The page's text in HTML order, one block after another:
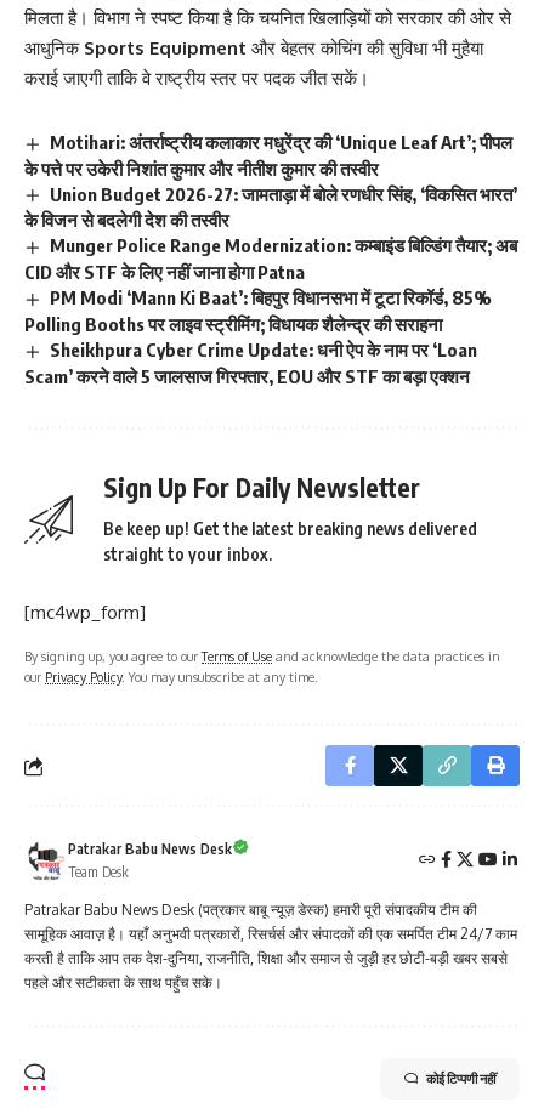
मिलता है। विभाग ने स्पष्ट किया है कि चयनित खिलाड़ियों को सरकार की ओर से
आधुनिक Sports Equipment और बेहतर कोचिंग की सुविधा भी मुहैया
कराई जाएगी ताकि वे राष्ट्रीय स्तर पर पदक जीत सकें।
Motihari: अंतर्राष्ट्रीय कलाकार मधुरेंद्र की ‘Unique Leaf Art’; पीपल
के पत्ते पर उकेरी निशांत कुमार और नीतीश कुमार की तस्वीर
Union Budget 2026-27: जामताड़ा में बोले रणधीर सिंह, ‘विकसित भारत’
के विजन से बदलेगी देश की तस्वीर
Munger Police Range Modernization: कम्बाइंड बिल्डिंग तैयार; अब
CID और STF के लिए नहीं जाना होगा Patna
PM Modi ‘Mann Ki Baat’: बिहपुर विधानसभा में टूटा रिकॉर्ड, 85%
Polling Booths पर लाइव स्ट्रीमिंग; विधायक शैलेन्द्र की सराहना
Sheikhpura Cyber Crime Update: धनी ऐप के नाम पर ‘Loan
Scam’ करने वाले 5 जालसाज गिरफ्तार, EOU और STF का बड़ा एक्शन
Sign Up For Daily Newsletter
Be keep up! Get the latest breaking news delivered
straight to your inbox.
[mc4wp_form]
By signing up, you agree to ourTerms of Use and acknowledge the data practices in
our Privacy Policy. You may unsubscribe at any time.
Patrakar Babu News Desk
Team Desk
Patrakar Babu News Desk (पत्रकार बाबू न्यूज़ डेस्क) हमारी पूरी संपादकीय टीम की
सामूहिक आवाज़ है। यहाँ अनुभवी पत्रकारों, रिसर्चर्स और संपादकों की एक समर्पित टीम 24/7 काम
करती है ताकि आप तक देश-दुनिया, राजनीति, शिक्षा और समाज से जुड़ी हर छोटी-बड़ी खबर सबसे
पहले और सटीकता के साथ पहुँच सके।
कोई टिप्पणी नहीं